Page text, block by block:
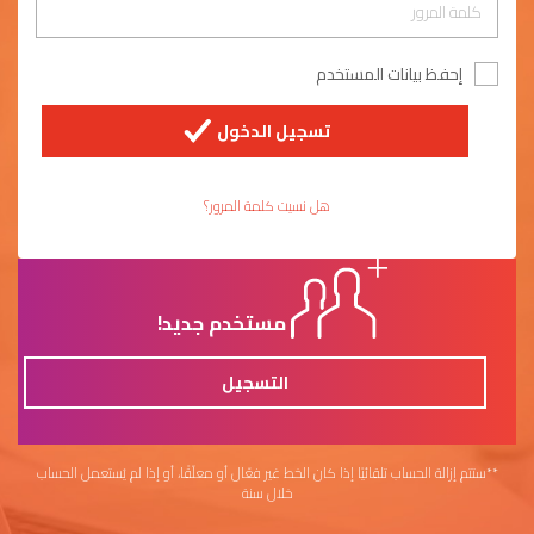
إحفظ بيانات المستخدم
تسجيل الدخول
هل نسيت كلمة المرور؟
مستخدم جديد!
التسجيل
**ستتم إزالة الحساب تلقائيًا إذا كان الخط غير فعّال أو معلّقًا، أو إذا لم يُستعمل الحساب
خلال سنة